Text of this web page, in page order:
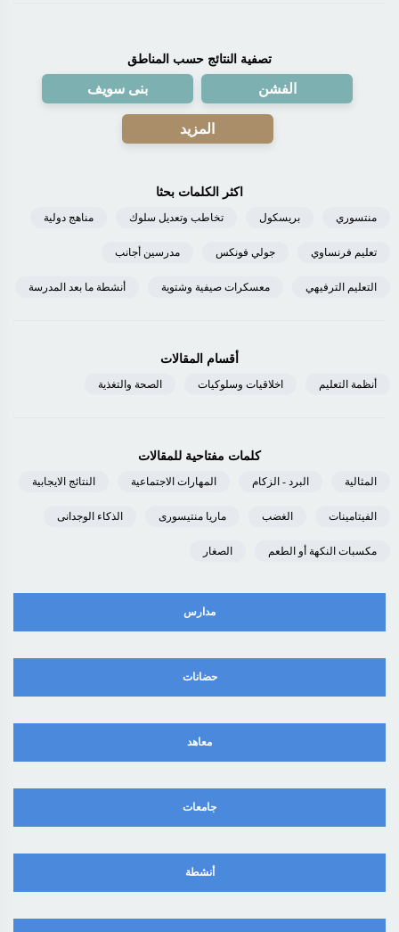
تصفية النتائج حسب المناطق
الفشن بنى سويف
المزيد
اكثر الكلمات بحثا
منتسوري بريسكول تخاطب وتعديل سلوك مناهج دولية
تعليم فرنساوي جولي فونكس مدرسين أجانب
التعليم الترفيهي معسكرات صيفية وشتوية أنشطة ما بعد المدرسة
أقسام المقالات
أنظمة التعليم اخلاقيات وسلوكيات الصحة والتغذية
كلمات مفتاحية للمقالات
المثالية البرد - الزكام المهارات الاجتماعية النتائج الايجابية
الفيتامينات الغضب ماريا منتيسورى الذكاء الوجدانى
مكسبات النكهة أو الطعم الصغار
مدارس
حضانات
معاهد
جامعات
أنشطة